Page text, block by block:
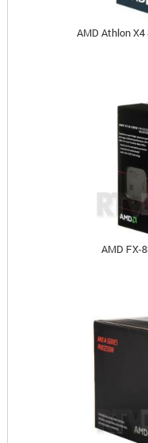
AMD Athlon X4
AMD FX-